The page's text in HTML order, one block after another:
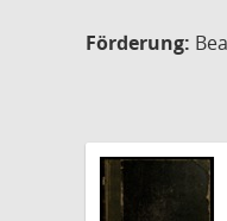
Förderung: